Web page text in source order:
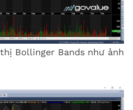
Bollinger Bands như ảnh